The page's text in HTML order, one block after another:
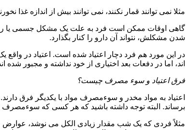
مثلا نمی توانند قمار نکنند، نمی توانند بیش از اندازه غذا
گاهی اوقات ممکن است فرد به علت یک مشکل جسمی یا
شدن مشکلش، نتواند آن دارو را کنار بگذارد.
در این مورد هم فرد دچار اعتیاد شده است. اعتیاد در واقع
اند، اما در دفعات بعد اختیاری از خود نداشته و مجبور شده
فرق اعتیاد و سوء مصرف چیست؟
اعتیاد به مواد مخدر و سوءمصرف مواد با یکدیگر فرق
برساند. البته توجه داشته باشید که هر کسی که سوءمصرف
مثلاً فردی که یک شب مقدار زیادی الکل می نوشد، عوارض